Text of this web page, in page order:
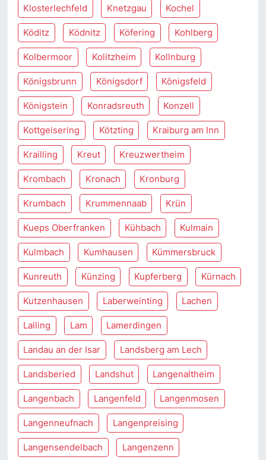
Klosterlechfeld Knetzgau Kochel
Köditz Ködnitz Köfering Kohlberg
Kolbermoor Kolitzheim Kollnburg
Königsbrunn Königsdorf Königsfeld
Königstein Konradsreuth Konzell
Kottgeisering Kötzting Kraiburg am Inn
Krailling Kreut Kreuzwertheim
Krombach Kronach Kronburg
Krumbach Krummennaab Krün
Kueps Oberfranken Kühbach Kulmain
Kulmbach Kumhausen Kümmersbruck
Kunreuth Künzing Kupferberg Kürnach
Kutzenhausen Laberweinting Lachen
Lalling Lam Lamerdingen
Landau an der Isar Landsberg am Lech
Landsberied Landshut Langenaltheim
Langenbach Langenfeld Langenmosen
Langenneufnach Langenpreising
Langensendelbach Langenzenn